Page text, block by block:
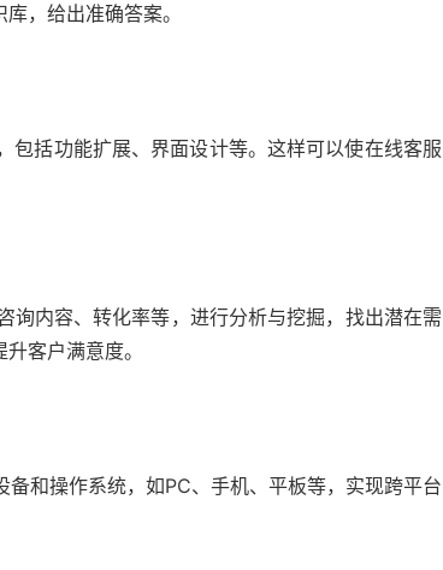
，给出准确答案。
包括功能扩展、界面设计等。这样可以使在线客服
询内容、转化率等，进行分析与挖掘，找出潜在需
客户满意度。
和操作系统，如PC、手机、平板等，实现跨平台